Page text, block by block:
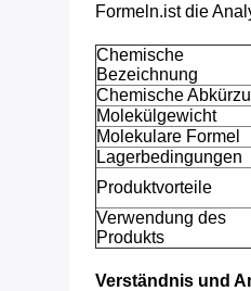
Formeln.ist die
Chemische
Bezeichnung
Chemische
Molekülgewicht
Molekulare Formel
Lagerbedingungen
Produktvorteile
Verwendung des
Produkts
Verständnis und